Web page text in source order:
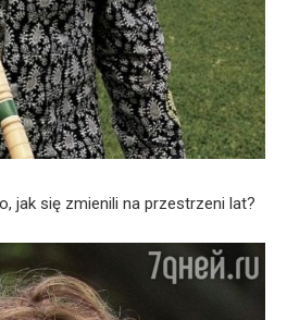
jak się zmienili na przestrzeni lat?